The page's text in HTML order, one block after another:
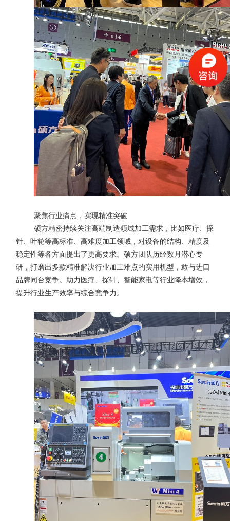
聚焦行业痛点，实现精准突破
硕方精密持续关注高端制造领域加工需求，比如医疗、探
针、叶轮等高标准、高难度加工领域，对设备的结构、精度及
稳定性等各方面提出了更高要求。硕方团队历经数月潜心专
研，打磨出多款精准解决行业加工难点的实用机型，敢与进口
品牌同台竞争。助力医疗、探针、智能家电等行业降本增效，
提升行业生产效率与综合竞争力。